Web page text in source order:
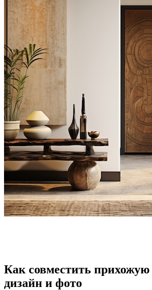
Как совместить прихожую
дизайн и фото